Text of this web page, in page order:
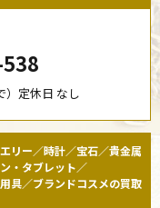
）定休日 なし
リー／時計／宝石／貴金属
・タブレット／
具／ブランドコスメの買取